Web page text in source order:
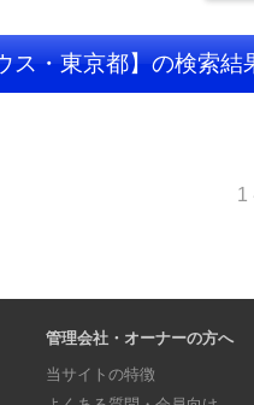
ス・東京都】の検索結
1
管理会社・オーナーの方へ
当サイトの特徴